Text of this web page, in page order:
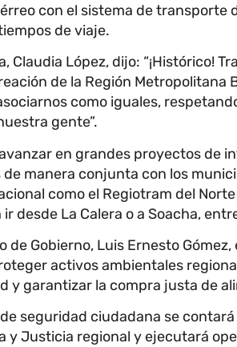
con el sistema de transporte
de viaje.
Claudia López, dijo: “¡Histórico!
de la Región Metropolitana
como iguales,
gente”.
en grandes proyectos de
manera conjunta con los
como el Regiotram del
desde La Calera o a Soacha,
de Gobierno, Luis Ernesto
activos ambientales
y garantizar la compra justa de
seguridad ciudadana se
y Justicia regional y ejecutará